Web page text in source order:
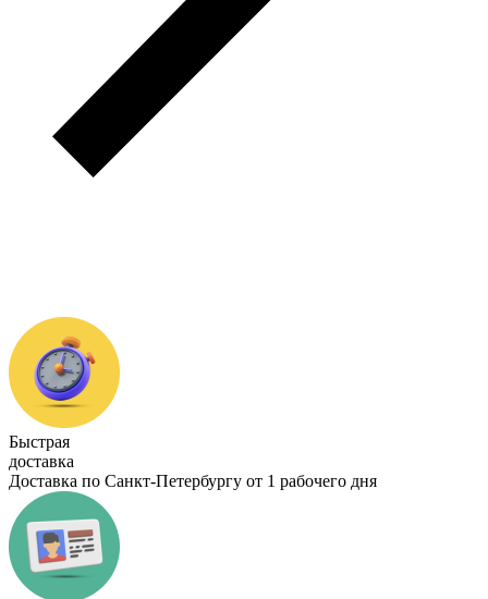
Быстрая
доставка
Доставка по Санкт-Петербургу от 1 рабочего дня